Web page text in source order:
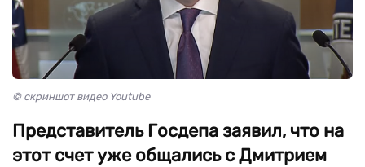
© скриншот видео Youtube
Представитель Госдепа заявил, что на
этот счет уже общались с Дмитрием